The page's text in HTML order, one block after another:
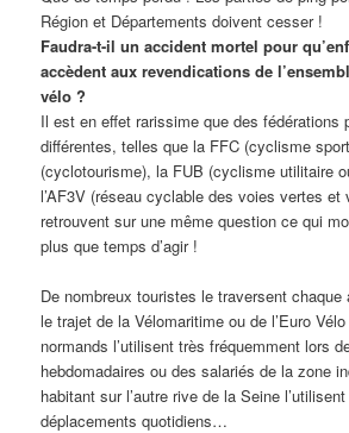
Région et Départements doivent cesser !
Faudra-t-il un accident mortel pour
accèdent aux revendications de
vélo ?
Il est en effet rarissime que des fédérations
différentes, telles que la FFC (cyclisme
(cyclotourisme), la FUB (cyclisme utilitaire
l’AF3V (réseau cyclable des voies vertes et
retrouvent sur une même question ce qui
plus que temps d’agir !
De nombreux touristes le traversent chaque
le trajet de la Vélomaritime ou de l’Euro
normands l’utilisent très fréquemment lors
hebdomadaires ou des salariés de la zone
habitant sur l’autre rive de la Seine
déplacements quotidiens…